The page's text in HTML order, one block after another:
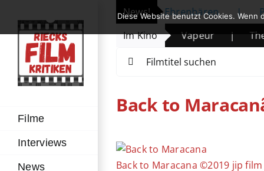
Inhalt
springen
Filme
Interviews
News
News!
Michelle Yeoh erhält Ehrenbären | Prime
Im Kino
des Wüstenkindes | Vapeur | The
Back to
Zeige
grösseres
Back to Maracana ©2019 jip
Diese Website benutzt Cookies.